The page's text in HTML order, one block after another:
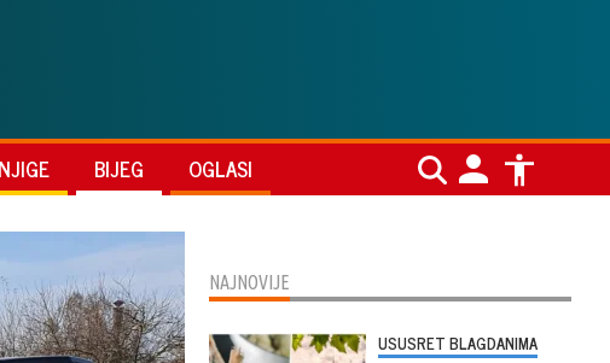
BIJEG OGLASI
NAJNOVIJE
USUSRET BLAGDANIMA